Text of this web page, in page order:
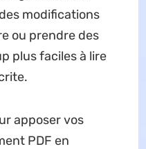
modifications
ou prendre des
plus faciles à lire
apposer vos
PDF en